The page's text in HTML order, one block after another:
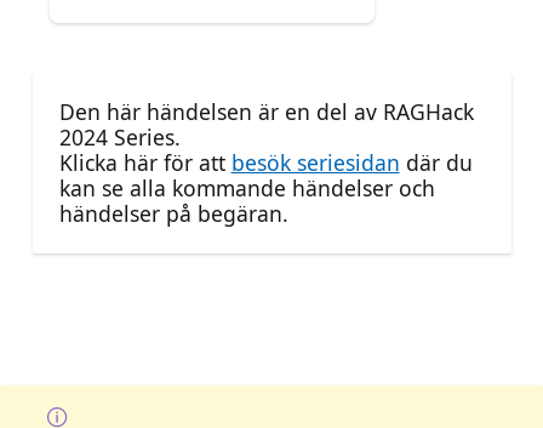
Den här händelsen är en del av RAGHack
2024 Series.
Klicka här för att besök seriesidan där du
kan se alla kommande händelser och
händelser på begäran.